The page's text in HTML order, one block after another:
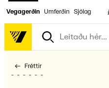
Vegagerðin Umferðin Sjólag
Fréttir